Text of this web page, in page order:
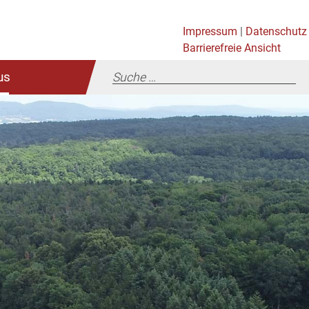
Impressum
Datenschutz
Barrierefreie Ansicht